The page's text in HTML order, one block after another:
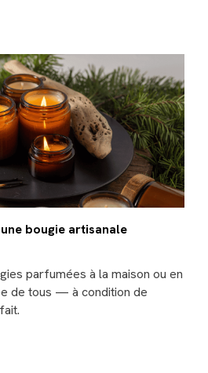
bougie artisanale
parfumées à la maison ou en
de tous — à condition de